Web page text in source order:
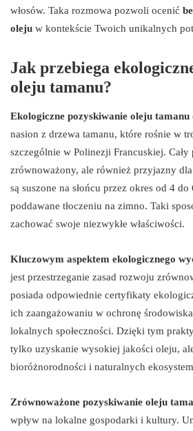
włosów. Taka rozmowa pozwoli ocenić
oleju w kontekście Twoich unikalnych
Jak przebiega
oleju tamanu?
Ekologiczne pozyskiwanie oleju tamanu
nasion z drzewa tamanu, które rośnie w
szczególnie w Polinezji Francuskiej.
zrównoważony, ale również przyjazny
są suszone na słońcu przez okres od 4
poddawane tłoczeniu na zimno. Taki
zachować swoje niezwykłe właściwości.
Kluczowym aspektem ekologicznego
jest przestrzeganie zasad rozwoju
posiada odpowiednie certyfikaty
ich zaangażowaniu w ochronę
lokalnych społeczności. Dzięki tym
tylko uzyskanie wysokiej jakości oleju,
bioróżnorodności i naturalnych
Zrównoważone pozyskiwanie oleju
wpływ na lokalne gospodarki i kultury.